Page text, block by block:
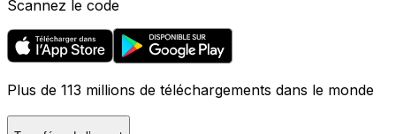
Scannez le code
Plus de 113 millions de téléchargements dans le monde